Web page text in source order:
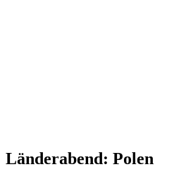
Länderabend: Polen